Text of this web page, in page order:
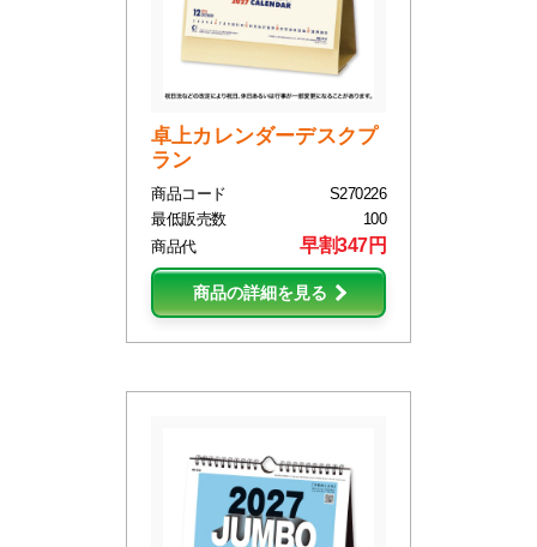
卓上カレンダーデスクプ
ラン
商品コード
S270226
最低販売数
100
商品代
早割347円
商品の詳細を見る